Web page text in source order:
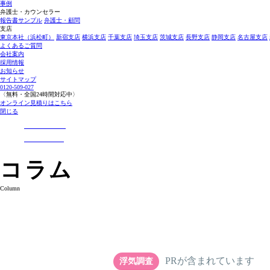
事例
弁護士・カウンセラー
報告書サンプル 弁護士・顧問
支店
東京本社（浜松町）
新宿支店 横浜支店 千葉支店 埼玉支店 茨城支店 長野支店 静岡支店 名古屋支店
よくあるご質問
会社案内
採用情報
お知らせ
サイトマップ
0120-509-027
〈無料・全国24時間対応中〉
オンライン見積りはこちら
閉じる
コラム
Column
浮気調査 PRが含まれています